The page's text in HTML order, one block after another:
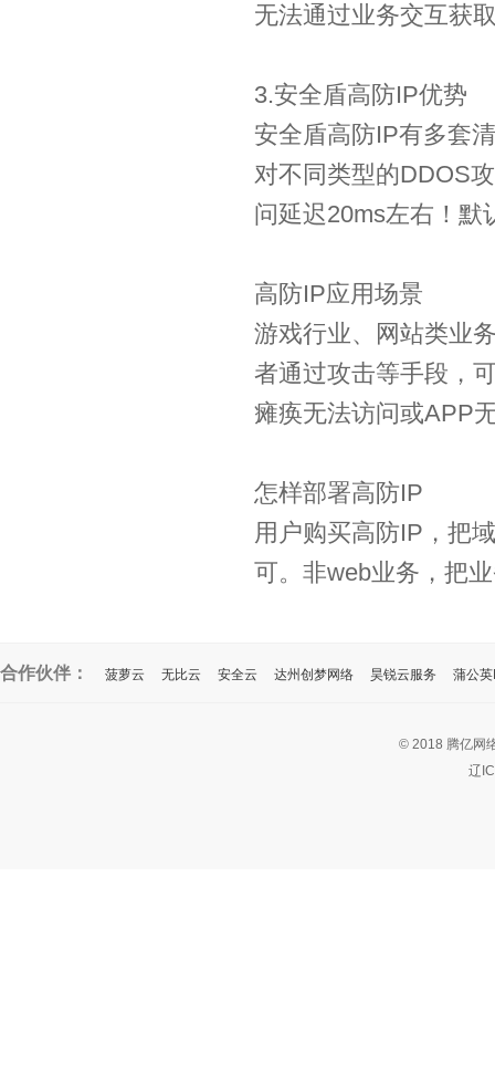
无法通过业务交互获
3.安全盾高防IP优势
安全盾高防IP有多套
对不同类型的DDOS
问延迟20ms左右！默
高防IP应用场景
游戏行业、网站类业
者通过攻击等手段，
瘫痪无法访问或APP
怎样部署高防IP
用户购买高防IP，把
可。非web业务，把
合作伙伴： 菠萝云 无比云 安全云 达州创梦网络 昊锐云服务 蒲公
© 2018 腾亿网
辽